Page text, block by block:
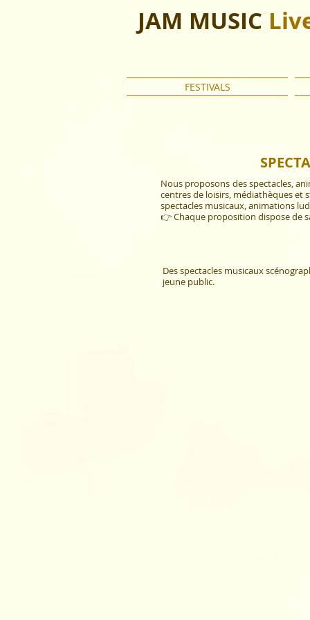
JAM MUSIC
FESTIVALS
Nous proposons des spectacles,
centres de loisirs, médiathèques et
spectacles musicaux, animations
👉 Chaque proposition dispose de
Des spectacles musicaux
jeune public.